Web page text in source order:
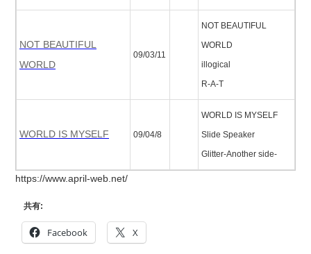
NOT BEAUTIFUL
WORLD
09/03/11
NOT BEAUTIFUL
WORLD
illogical
R-A-T
WORLD IS MYSELF 09/04/8
WORLD IS MYSELF
Slide Speaker
Glitter-Another side-
https://www.april-web.net/
共有:
Facebook X